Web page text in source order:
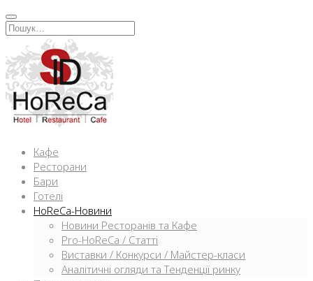
Перейти
к
содержимому
Искать:
Кафе
Ресторани
Бари
Готелі
HoReCa-Новини
Новини Ресторанів та Кафе
Pro-HoReCa / Статті
Виставки / Конкурси / Майстер-класи
Аналітичні огляди та Тенденції ринку